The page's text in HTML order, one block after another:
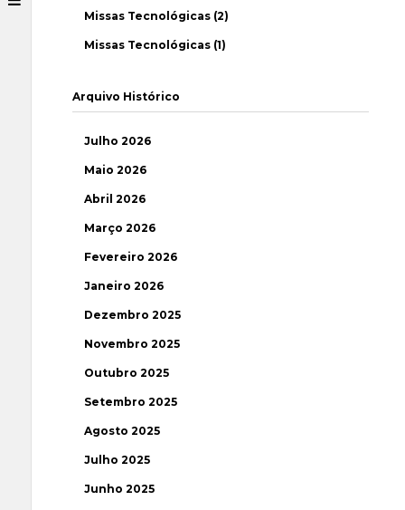
Missas Tecnológicas (2)
Missas Tecnológicas (1)
Arquivo Histórico
Julho 2026
Maio 2026
Abril 2026
Março 2026
Fevereiro 2026
Janeiro 2026
Dezembro 2025
Novembro 2025
Outubro 2025
Setembro 2025
Agosto 2025
Julho 2025
Junho 2025